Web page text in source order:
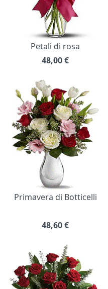
Petali di rosa
48,00€
Primavera di Botticelli
48,60€